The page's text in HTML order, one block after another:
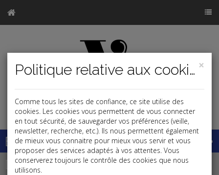
Base documentaire
Dépêches
×
Politique relative aux cookies
Comme tous les sites de confiance, ce site utilise des
cookies. Les cookies vous permettent de vous connecter
en tout sécurité, de sauvegarder vos préférences (veille,
newsletter, recherche, etc.). Ils nous permettent également
de mieux vous connaitre pour mieux vous servir et vous
proposer des services adaptés à vos attentes. Vous
conserverez toujours le contrôle des cookies que nous
utilisons.